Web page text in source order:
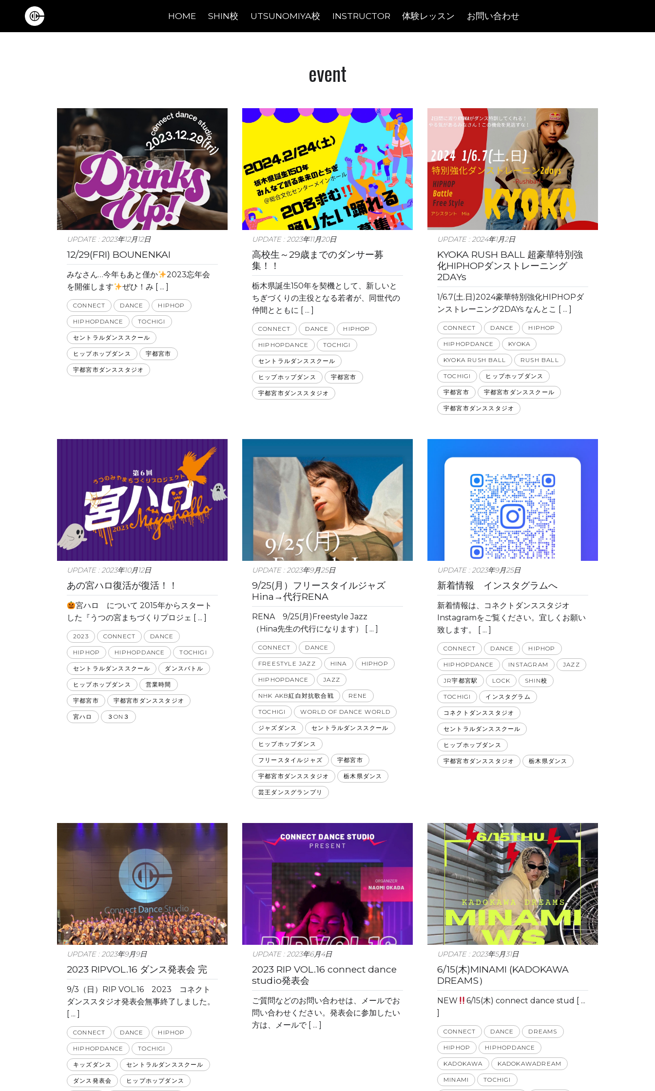
Main Navigation HOME SHIN校 UTSUNOMIYA校 INSTRUCTOR 体験レッスン お問い合わせ
event
UPDATE : 2023年12月12日
12/29(FRI) BOUNENKAI
みなさん…今年もあと僅か
2023忘年会
を開催します
ぜひ！み [ ... ]
CONNECT DANCE HIPHOP
HIPHOPDANCE TOCHIGI
セントラルダンススクール
ヒップホップダンス 宇都宮市
宇都宮市ダンススタジオ
UPDATE : 2023年11月20日
高校生～29歳までのダンサー募
集！！
栃木県誕生150年を契機として、新しいと
ちぎづくりの主役となる若者が、同世代の
仲間とともに [ ... ]
CONNECT DANCE HIPHOP
HIPHOPDANCE TOCHIGI
セントラルダンススクール
ヒップホップダンス 宇都宮市
宇都宮市ダンススタジオ
UPDATE : 2024年1月2日
KYOKA RUSH BALL 超豪華特別強
化HIPHOPダンストレーニング
2DAYs
1/6.7(土.日)2024豪華特別強化HIPHOPダ
ンストレーニング2DAYs なんとこ [ ... ]
CONNECT DANCE HIPHOP
HIPHOPDANCE KYOKA
KYOKA RUSH BALL RUSH BALL
TOCHIGI ヒップホップダンス
宇都宮市 宇都宮市ダンススクール
宇都宮市ダンススタジオ
UPDATE : 2023年10月12日
あの宮ハロ復活が復活！！
宮ハロ について 2015年からスタート
した『うつの宮まちづくりプロジェ [ ... ]
2023 CONNECT DANCE
HIPHOP HIPHOPDANCE TOCHIGI
セントラルダンススクール ダンスバトル
ヒップホップダンス 営業時間
宇都宮市 宇都宮市ダンススタジオ
宮ハロ ３ON３
UPDATE : 2023年9月25日
9/25(月）フリースタイルジャズ
Hina→代行RENA
RENA 9/25(月)Freestyle Jazz
（Hina先生の代行になります） [ ... ]
CONNECT DANCE
FREESTYLE JAZZ HINA HIPHOP
HIPHOPDANCE JAZZ
NHK AKB紅白対抗歌合戦 RENE
TOCHIGI WORLD OF DANCE WORLD
ジャズダンス セントラルダンススクール
ヒップホップダンス
フリースタイルジャズ 宇都宮市
宇都宮市ダンススタジオ 栃木県ダンス
芸王ダンスグランプリ
UPDATE : 2023年9月25日
新着情報 インスタグラムへ
新着情報は、コネクトダンススタジオ
Instagramをご覧ください。宜しくお願い
致します。 [ ... ]
CONNECT DANCE HIPHOP
HIPHOPDANCE INSTAGRAM JAZZ
JR宇都宮駅 LOCK SHIN校
TOCHIGI インスタグラム
コネクトダンススタジオ
セントラルダンススクール
ヒップホップダンス
宇都宮市ダンススタジオ 栃木県ダンス
UPDATE : 2023年9月9日
2023 RIPVOL.16 ダンス発表会 完
9/3（日）RIP VOL.16 2023 コネクト
ダンススタジオ発表会無事終了しました。
[ ... ]
CONNECT DANCE HIPHOP
HIPHOPDANCE TOCHIGI
キッズダンス セントラルダンススクール
ダンス発表会 ヒップホップダンス
UPDATE : 2023年6月4日
2023 RIP VOL.16 connect dance
studio発表会
ご質問などのお問い合わせは、メールでお
問い合わせください。発表会に参加したい
方は、メールで [ ... ]
UPDATE : 2023年5月31日
6/15(木)MINAMI (KADOKAWA
DREAMS）
NEW
6/15(木) connect dance stud [ ...
]
CONNECT DANCE DREAMS
HIPHOP HIPHOPDANCE
KADOKAWA KADOKAWADREAM
MINAMI TOCHIGI